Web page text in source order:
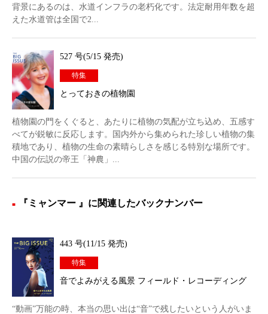
背景にあるのは、水道インフラの老朽化です。法定耐用年数を超
えた水道管は全国で2...
527 号(5/15 発売)
特集
とっておきの植物園
植物園の門をくぐると、あたりに植物の気配が立ち込め、五感す
べてが鋭敏に反応します。国内外から集められた珍しい植物の集
積地であり、植物の生命の素晴らしさを感じる特別な場所です。
中国の伝説の帝王「神農」...
『ミャンマー 』に関連したバックナンバー
443 号(11/15 発売)
特集
音でよみがえる風景 フィールド・レコーディング
“動画”万能の時、本当の思い出は“音”で残したいという人がいま